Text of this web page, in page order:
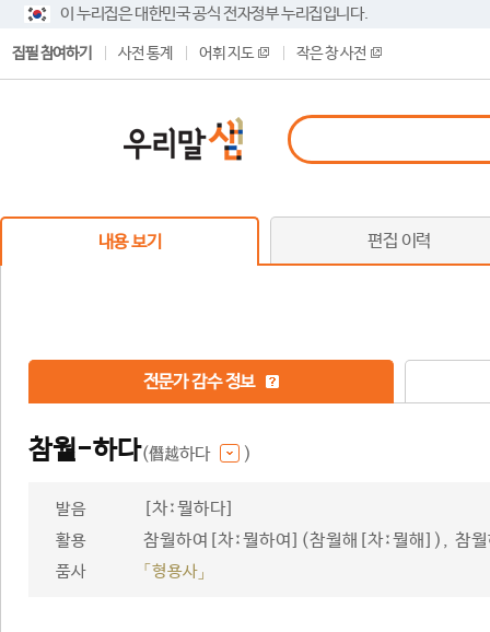
이 누리집은 대한민국 공식 전자정부 누리집입니다.
집필 참여하기 사전 통계 어휘 지도 작은 창 사전
내용 보기 편집 이력
전문가 감수 정보
참월-하다(僭越하다 )
발음 [차ː뭘하다]
활용 참월하여[차ː뭘하여](참월해[차ː뭘해]), 참
품사 「형용사」